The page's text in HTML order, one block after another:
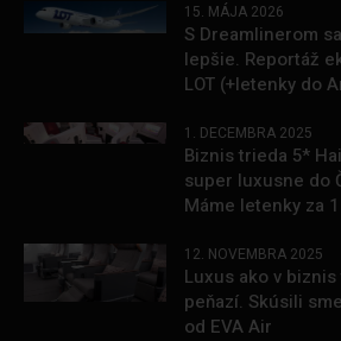
15. MÁJA 2026
S Dreamlinerom
lepšie. Reportáž
LOT (+letenky do
1. DECEMBRA 2025
Biznis trieda 5*
super luxusne do
Máme letenky za 1
12. NOVEMBRA 2025
Luxus ako v
peňazí. Skúsili
od EVA Air